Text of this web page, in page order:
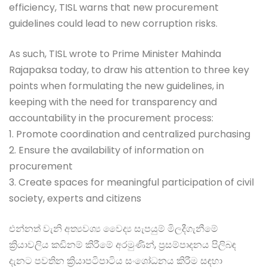
efficiency, TISL warns that new procurement
guidelines could lead to new corruption risks.
As such, TISL wrote to Prime Minister Mahinda
Rajapaksa today, to draw his attention to three key
points when formulating the new guidelines, in
keeping with the need for transparency and
accountability in the procurement process:
1. Promote coordination and centralized purchasing
2. Ensure the availability of information on
procurement
3. Create spaces for meaningful participation of civil
society, experts and citizens
එන්නත් වැනි අත්‍යවශ්‍ය වෛද්‍ය සැපයුම් මිලදීගැනීමේ
ක්‍රියාවලිය කඩිනම් කිරීමේ අරමුණින්, ප්‍රසම්පාදනය පිලිබඳ
දැනට පවතින ක්‍රියාපටිපාටිය සංශෝධනය කිරීම සඳහා